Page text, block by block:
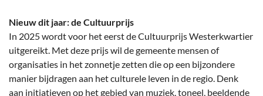
Nieuw dit jaar: de Cultuurprijs
In 2025 wordt voor het eerst de Cultuurprijs Westerkwartier
uitgereikt. Met deze prijs wil de gemeente mensen of
organisaties in het zonnetje zetten die op een bijzondere
manier bijdragen aan het culturele leven in de regio. Denk
aan initiatieven op het gebied van muziek, toneel, beeldende